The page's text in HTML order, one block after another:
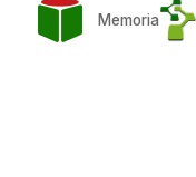
Memoria